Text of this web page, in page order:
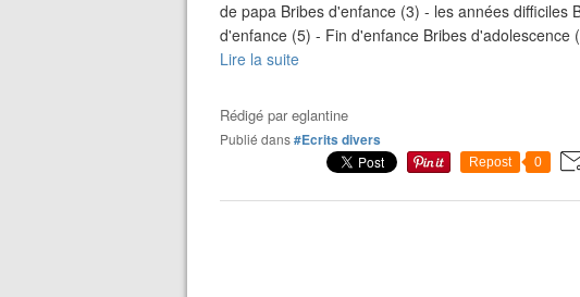
de papa Bribes d'enfance (3) - les années difficiles
d'enfance (5) - Fin d'enfance Bribes d'adolescence
Lire la suite
Rédigé pareglantine
Publié dans#Ecrits divers
Repost 0